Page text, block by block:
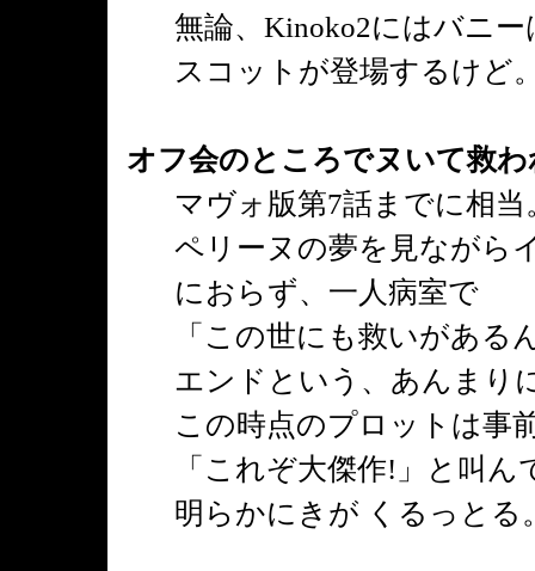
無論、Kinoko2にはバニ
スコットが登場するけど
オフ会のところでヌいて救
マヴォ版第7話までに相当
ペリーヌの夢を見ながら
におらず、一人病室で
「この世にも救いがあ
エンドという、あんまり
この時点のプロットは事
「これぞ大傑作!」と叫ん
明らかにきが くるっとる